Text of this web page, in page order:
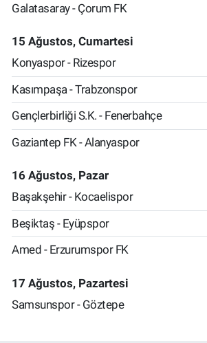
Galatasaray - Çorum FK
15 Ağustos, Cumartesi
Konyaspor - Rizespor
Kasımpaşa - Trabzonspor
Gençlerbirliği S.K. - Fenerbahçe
Gaziantep FK - Alanyaspor
16 Ağustos, Pazar
Başakşehir - Kocaelispor
Beşiktaş - Eyüpspor
Amed - Erzurumspor FK
17 Ağustos, Pazartesi
Samsunspor - Göztepe